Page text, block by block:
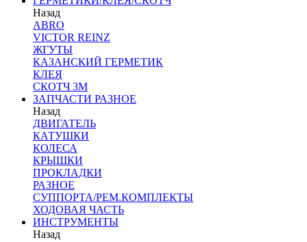
Назад
ABRO
VICTOR REINZ
ЖГУТЫ
КАЗАНСКИЙ ГЕРМЕТИК
КЛЕЯ
СКОТЧ 3М
ЗАПЧАСТИ РАЗНОЕ
Назад
ДВИГАТЕЛЬ
КАТУШКИ
КОЛЕСА
КРЫШКИ
ПРОКЛАДКИ
РАЗНОЕ
СУППОРТА/РЕМ.КОМПЛЕКТЫ
ХОДОВАЯ ЧАСТЬ
ИНСТРУМЕНТЫ
Назад